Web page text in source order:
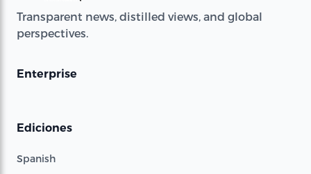
Transparent news, distilled views, and global
perspectives.
Enterprise
Ediciones
Spanish